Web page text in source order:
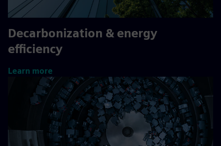
Decarbonization & energy
efficiency
Learn more